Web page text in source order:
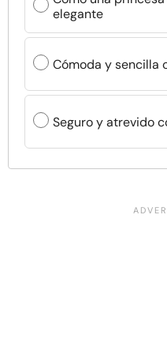
elegante
Cómoda y sencilla
Seguro y atrevido